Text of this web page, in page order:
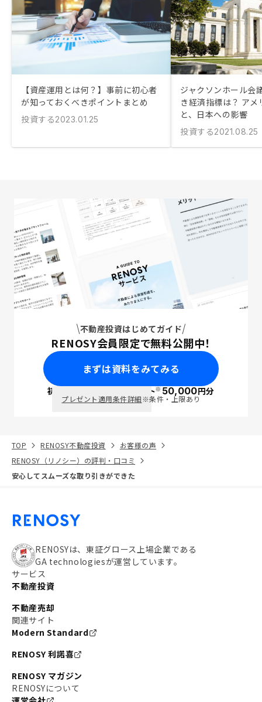
【資産運用とは何？】事前に初心者
が知っておくべきポイントまとめ
投資する2023.01.25
ジャクソンホール会
き経済指標は？ ア
と、日本への影響
投資する2021.08.25
不動産投資はじめてガイド
RENOSY会員限定で無料公開中！
まずは資料をみてみる
初回面談で ポイント※50,000円分
プレゼント適用条件詳細※条件・上限あり
TOP RENOSY不動産投資
お客様の声
RENOSY（リノシー）の評判・口コミ
安心してスムーズな取り引きができた
RENOSYは、東証グロース上場企業である
GA technologiesが運営しています。
サービス
不動産投資
不動産売却
関連サイト
Modern Standard
RENOSY 利諾喜
RENOSY マガジン
RENOSYについて